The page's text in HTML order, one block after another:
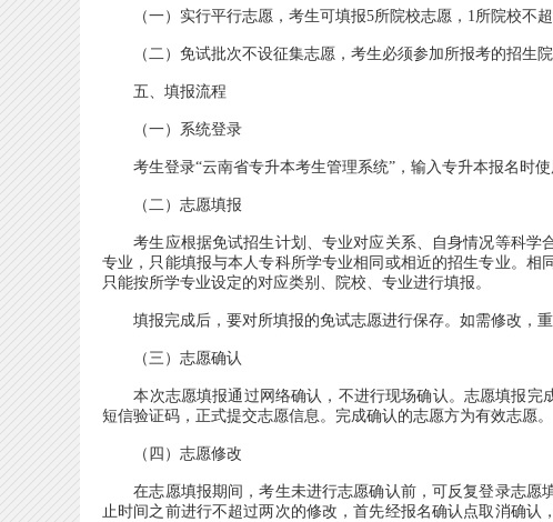
（一）实行平行志愿，考生可填报5所院校志愿，1所院校不超
（二）免试批次不设征集志愿，考生必须参加所报考的招生院
五、填报流程
（一）系统登录
考生登录“云南省专升本考生管理系统”，输入专升本报名时使
（二）志愿填报
考生应根据免试招生计划、专业对应关系、自身情况等科学
专业，只能填报与本人专科所学专业相同或相近的招生专业。
只能按所学专业设定的对应类别、院校、专业进行填报。
填报完成后，要对所填报的免试志愿进行保存。如需修改，重
（三）志愿确认
本次志愿填报通过网络确认，不进行现场确认。志愿填报完
短信验证码，正式提交志愿信息。完成确认的志愿方为有效志愿。
（四）志愿修改
在志愿填报期间，考生未进行志愿确认前，可反复登录志愿
止时间之前进行不超过两次的修改，首先经报名确认点取消确